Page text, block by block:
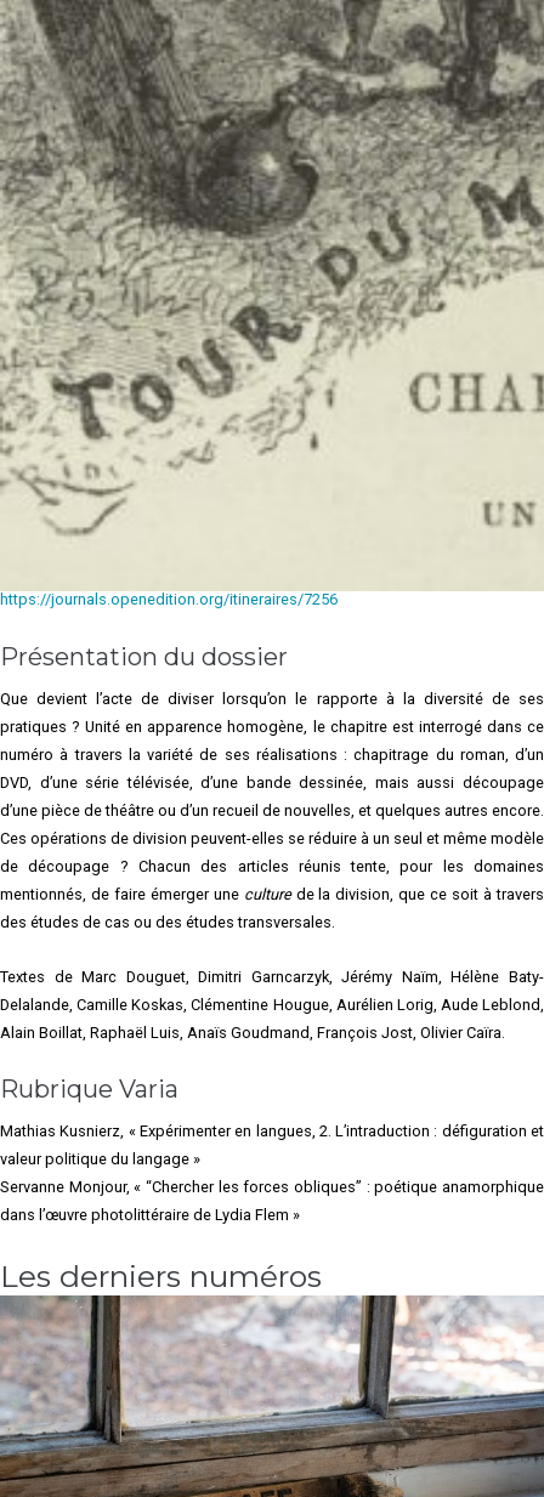
Itinéraires. Littérature, textes, cultures, n° 2020-1
Sous la direction de Claire Colin, Camille Koskas et
Jérémy Naïm
https://journals.openedition.org/itineraires/7256
Présentation du dossier
Que devient l’acte de diviser lorsqu’on le rapporte à la diversité de ses
pratiques ? Unité en apparence homogène, le chapitre est interrogé dans ce
numéro à travers la variété de ses réalisations : chapitrage du roman, d’un
DVD, d’une série télévisée, d’une bande dessinée, mais aussi découpage
d’une pièce de théâtre ou d’un recueil de nouvelles, et quelques autres encore.
Ces opérations de division peuvent-elles se réduire à un seul et même modèle
de découpage ? Chacun des articles réunis tente, pour les domaines
mentionnés, de faire émerger une culturede la division, que ce soit à travers
des études de cas ou des études transversales.
Textes de Marc Douguet, Dimitri Garncarzyk, Jérémy Naïm, Hélène Baty-
Delalande, Camille Koskas, Clémentine Hougue, Aurélien Lorig, Aude Leblond,
Alain Boillat, Raphaël Luis, Anaïs Goudmand, François Jost, Olivier Caïra.
Rubrique Varia
Mathias Kusnierz, « Expérimenter en langues, 2. L’intraduction : défiguration et
valeur politique du langage »
Servanne Monjour, « “Chercher les forces obliques” : poétique anamorphique
dans l’œuvre photolittéraire de Lydia Flem »
Les derniers numéros